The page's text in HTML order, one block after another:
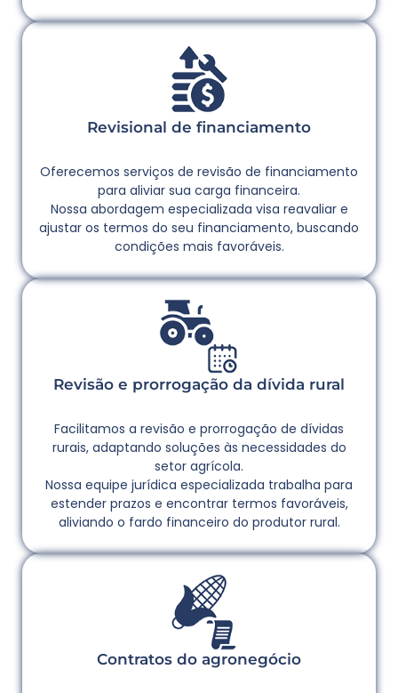
Revisional de financiamento
Oferecemos serviços de revisão de financiamento
para aliviar sua carga financeira.
Nossa abordagem especializada visa reavaliar e
ajustar os termos do seu financiamento, buscando
condições mais favoráveis.
Revisão e prorrogação da dívida rural
Facilitamos a revisão e prorrogação de dívidas
rurais, adaptando soluções às necessidades do
setor agrícola.
Nossa equipe jurídica especializada trabalha para
estender prazos e encontrar termos favoráveis,
aliviando o fardo financeiro do produtor rural.
Contratos do agronegócio